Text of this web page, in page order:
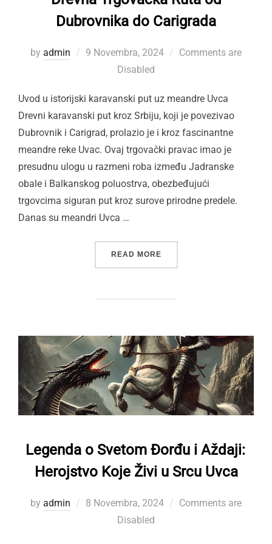
Dubrovnika do Carigrada
by admin
Posted
9 Novembra, 2024
Comments are
Disabled
Uvod u istorijski karavanski put uz meandre Uvca
Drevni karavanski put kroz Srbiju, koji je povezivao
Dubrovnik i Carigrad, prolazio je i kroz fascinantne
meandre reke Uvac. Ovaj trgovački pravac imao je
presudnu ulogu u razmeni roba između Jadranske
obale i Balkanskog poluostrva, obezbeđujući
trgovcima siguran put kroz surove prirodne predele.
Danas su meandri Uvca …
READ MORE“KARAVANSKI PUT UZ
Legenda o Svetom Đorđu i Aždaji:
Herojstvo Koje Živi u Srcu Uvca
by admin
Posted
8 Novembra, 2024
Comments are
Disabled